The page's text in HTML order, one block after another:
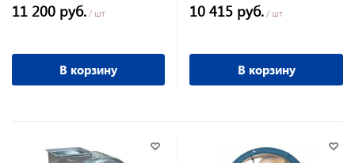
11 200 руб. / шт
В корзину
10 415 руб. / шт
В корзину